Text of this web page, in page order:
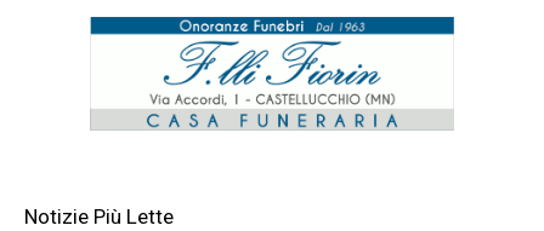
Notizie Più Lette